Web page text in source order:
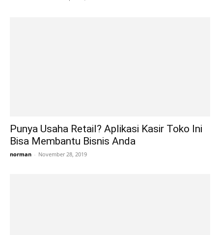
Punya Usaha Retail? Aplikasi Kasir Toko Ini
Bisa Membantu Bisnis Anda
norman - November 28, 2019